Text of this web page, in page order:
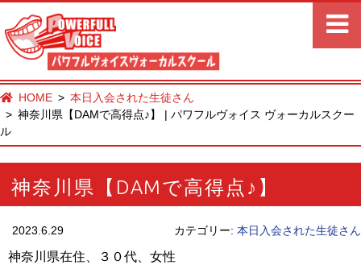
HOME
本日入会された生徒さん
神奈川県【DAMで高得点♪】 | パワフルヴォイス ヴォーカルスクー
ル
神奈川県【DAMで高得点♪】
2023.6.29 カテゴリー: 本日入会された生徒さん
神奈川県在住、３０代、女性